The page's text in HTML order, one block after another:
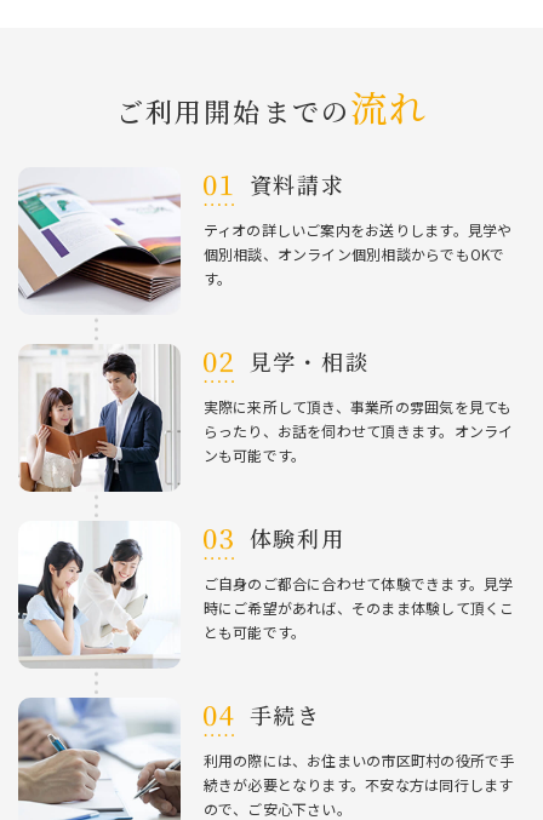
ご利⽤開始までの流れ
資料請求
ティオの詳しいご案内をお送りします。⾒学や
個別相談、オンライン個別相談からでもOKで
す。
⾒学・相談
実際に来所して頂き、事業所の雰囲気を⾒ても
らったり、お話を伺わせて頂きます。オンライ
ンも可能です。
体験利⽤
ご⾃⾝のご都合に合わせて体験できます。⾒学
時にご希望があれば、そのまま体験して頂くこ
とも可能です。
⼿続き
利⽤の際には、お住まいの市区町村の役所で⼿
続きが必要となります。不安な⽅は同⾏します
ので、ご安⼼下さい。